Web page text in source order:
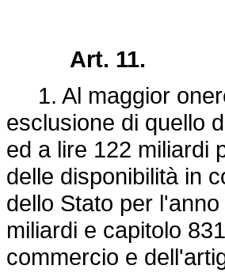
Art. 11.
1. Al maggior
esclusione di quello
ed a lire 122 miliardi
delle disponibilità in
dello Stato per
miliardi e capitolo
commercio e